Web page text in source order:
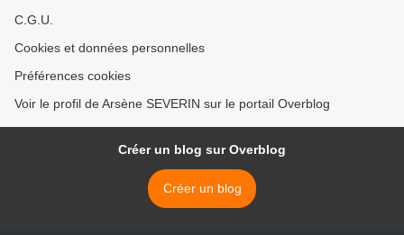
C.G.U.
Cookies et données personnelles
Préférences cookies
Voir le profil de Arsène SEVERIN sur le portail Overblog
Créer un blog sur Overblog
Créer un blog